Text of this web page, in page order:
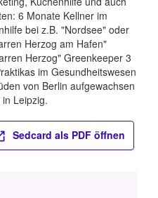
6 Monate Kellner im
bei z.B. "Nordsee" oder
Herzog am Hafen"
Herzog" Greenkeeper 3
im Gesundheitswesen
von Berlin aufgewachsen
Leipzig.
Sedcard als PDF öffnen